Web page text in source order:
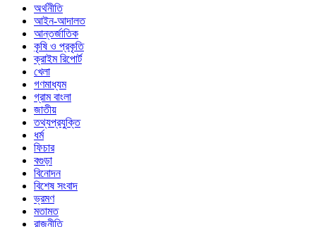
অর্থনীতি
আইন-আদালত
আন্তর্জাতিক
কৃষি ও প্রকৃতি
ক্রাইম রিপোর্ট
খেলা
গণমাধ্যম
গ্রাম বাংলা
জাতীয়
তথ্যপ্রযুক্তি
ধর্ম
ফিচার
বগুড়া
বিনোদন
বিশেষ সংবাদ
ভ্রমণ
মতামত
রাজনীতি